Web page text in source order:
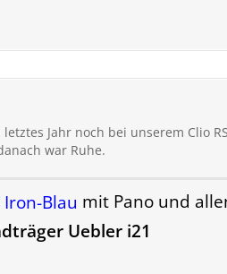
Jahr noch bei unserem Clio
war Ruhe.
Iron-Blau mit Pano und
Uebler i21